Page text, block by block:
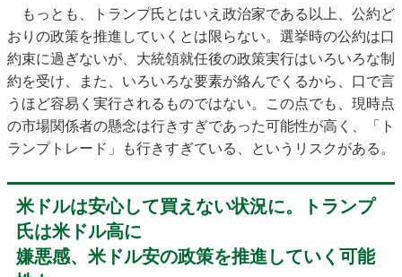
もっとも、トランプ氏とはいえ政治家である以上、公約ど
おりの政策を推進していくとは限らない。選挙時の公約は口
約束に過ぎないが、大統領就任後の政策実行はいろいろな制
約を受け、また、いろいろな要素が絡んでくるから、口で言
うほど容易く実行されるものではない。この点でも、現時点
の市場関係者の懸念は行きすぎであった可能性が高く、「ト
ランプトレード」も行きすぎている、というリスクがある。
米ドルは安心して買えない状況に。トランプ
氏は米ドル高に
嫌悪感、米ドル安の政策を推進していく可能